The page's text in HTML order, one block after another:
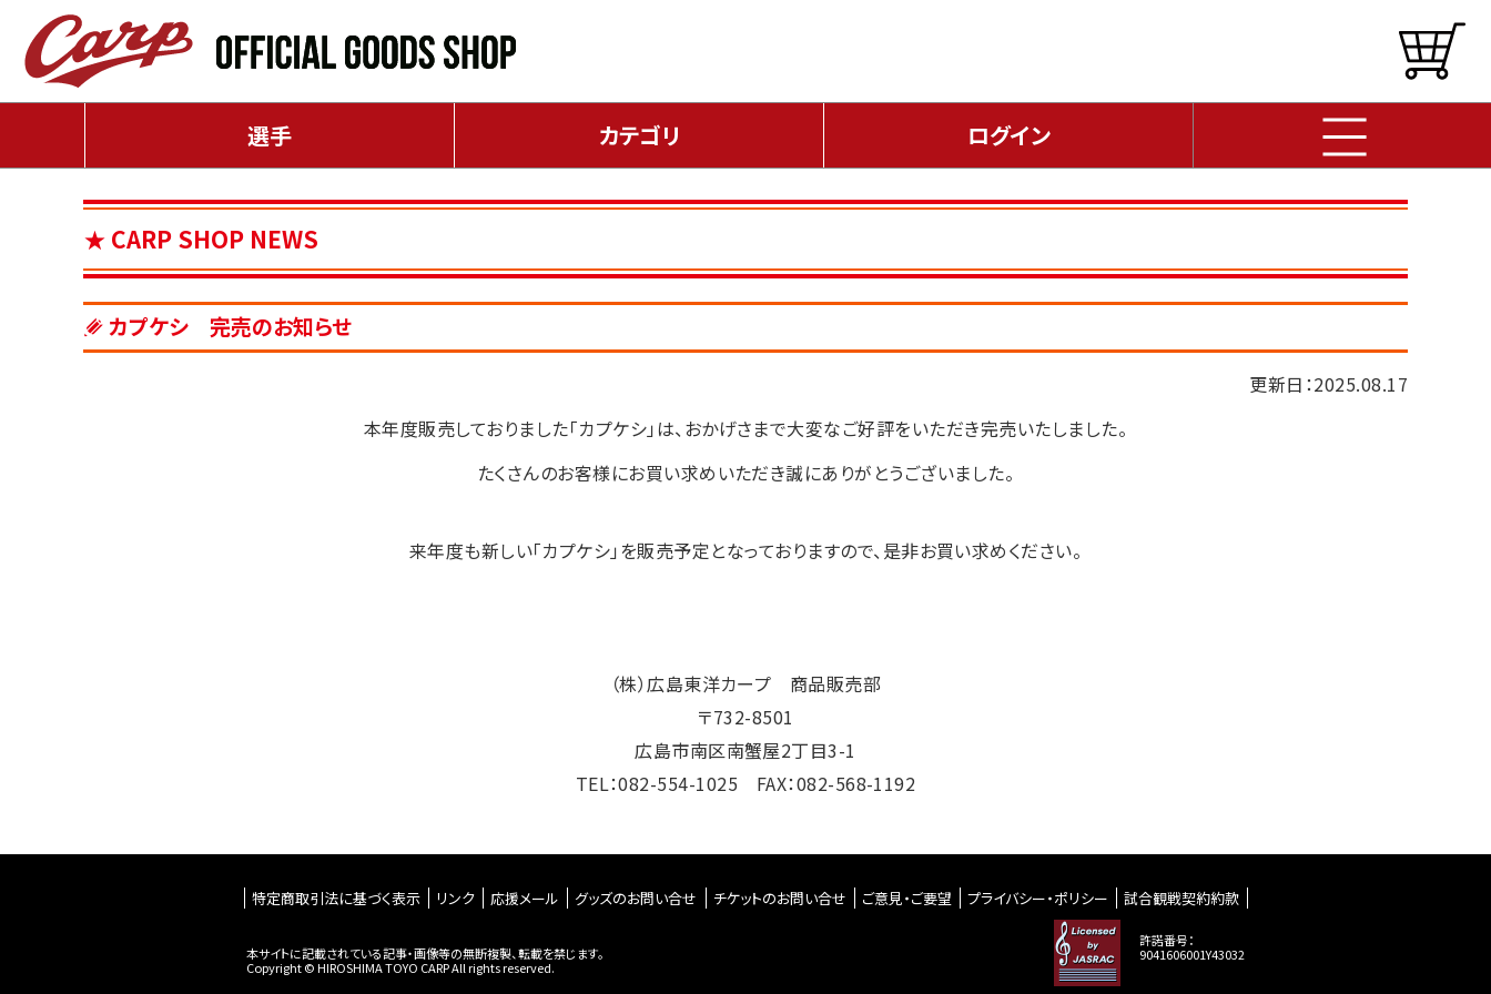
選手 カテゴリ ログイン
CARP SHOP NEWS
カプケシ 完売のお知らせ
更新日：2025.08.17
本年度販売しておりました「カプケシ」は、おかげさまで大変なご好評をいただき完売いたしました。
たくさんのお客様にお買い求めいただき誠にありがとうございました。
来年度も新しい「カプケシ」を販売予定となっておりますので、是非お買い求めください。
（株）広島東洋カープ 商品販売部
〒732-8501
広島市南区南蟹屋2丁目3-1
TEL：082-554-1025 FAX：082-568-1192
特定商取引法に基づく表示 リンク 応援メール グッズのお問い合せ チケットのお問い合せ ご意見・ご要望 プライバシー・ポリシー 試合観戦契約約款
本サイトに記載されている記事・画像等の無断複製、転載を禁じます。
Copyright © HIROSHIMA TOYO CARP All rights reserved.
許諾番号：
9041606001Y43032